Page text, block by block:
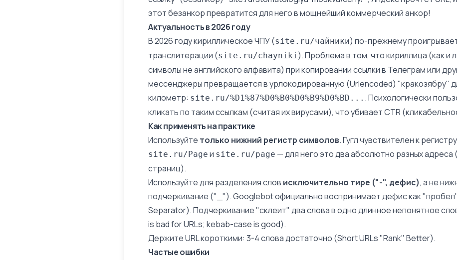
этот безанкор превратится для него в мощнейший коммерческий анкор!
Актуальность в 2026 году
В 2026 году кириллическое ЧПУ (site.ru/чайники) по-прежнему
транслитерации (site.ru/chayniki). Проблема в том, что кириллица (как и
символы не английского алфавита) при копировании ссылки в Телеграм или
мессенджеры превращается в урлокодированную (Urlencoded) "кракозябру"
километр: site.ru/%D1%87%D0%B0%D0%B9%D0%BD... . Психологически
кликать по таким ссылкам (считая их вирусами), что убиваетCTR
Как применять на практике
Используйте только нижний регистр символов. Гугл чувствителен к
site.ru/Page и site.ru/page — для него это два абсолютно разных адреса
страниц).
Используйте для разделения слов исключительно тире ("-", дефис), а не
подчеркивание ("_").Googlebotофициально воспринимает дефис как
Separator). Подчеркивание "склеит" два слова в одно длинное непонятное
is bad for URLs; kebab-case is good).
Держите URL короткими: 3-4 слова достаточно (Short URLs "Rank" Better).
Частые ошибки